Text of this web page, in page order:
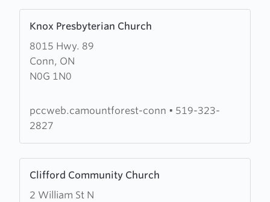
Knox Presbyterian Church
8015 Hwy. 89
Conn, ON
N0G 1N0
more
about
Knox
Presbyterian
pccweb.camountforest-conn • 519-323-
2827
Clifford Community Church
2 William St N
more
about